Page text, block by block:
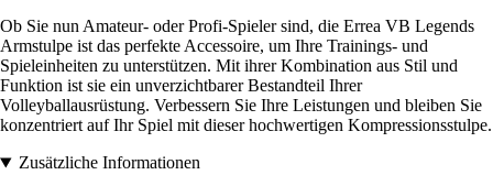
Ob Sie nun Amateur- oder Profi-Spieler sind, die Errea VB Legends
Armstulpe ist das perfekte Accessoire, um Ihre Trainings- und
Spieleinheiten zu unterstützen. Mit ihrer Kombination aus Stil und
Funktion ist sie ein unverzichtbarer Bestandteil Ihrer
Volleyballausrüstung. Verbessern Sie Ihre Leistungen und bleiben Sie
konzentriert auf Ihr Spiel mit dieser hochwertigen Kompressionsstulpe.
Zusätzliche Informationen